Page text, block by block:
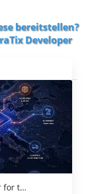
bereitstellen?
Developer
for t…